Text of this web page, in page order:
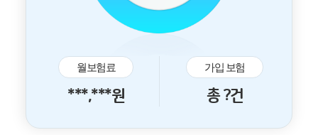
월보험료
***,***원
가입 보험
총 ?건